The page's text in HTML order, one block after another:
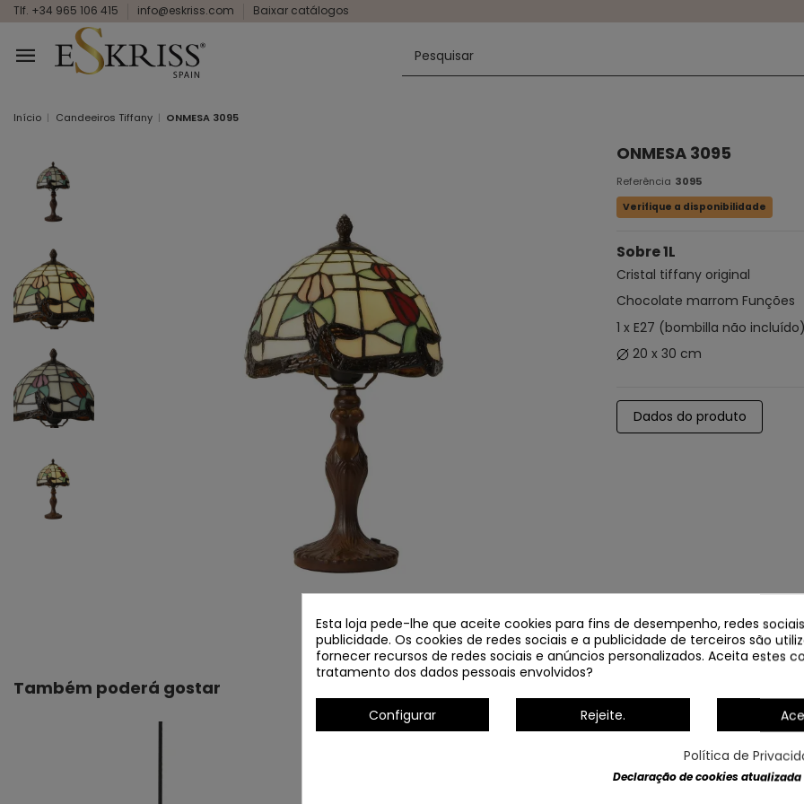
Tlf. +34 965 106 415 info@eskriss.com Baixar catálogos
Início Candeeiros Tiffany ONMESA 3095
ONMESA 3095
Referência 3095
Verifique a disponibilidade
Sobre 1L
Cristal tiffany original
Chocolate marrom Funções
1 x E27 (bombilla não incluído)
20 x 30 cm
Dados do produto
Também poderá gostar
Esta loja pede-lhe que aceite cookies para fins de desempenho, redes
publicidade. Os cookies de redes sociais e a publicidade de terceiros são
fornecer recursos de redes sociais e anúncios personalizados. Aceita estes
tratamento dos dados pessoais envolvidos?
Configurar Rejeite.
Política de
Declaração de cookies atualizada